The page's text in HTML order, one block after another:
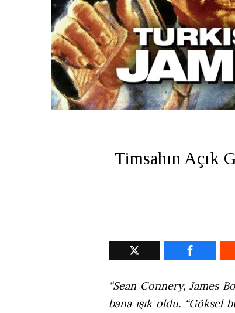
Timsahın Açık
“Sean Connery, James
bana ışık oldu. “Göksel